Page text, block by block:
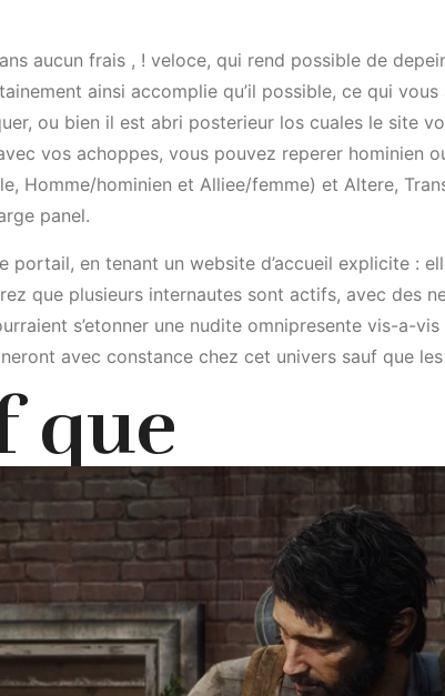
aucun frais , ! veloce, qui rend possible de
ainsi accomplie qu’il possible, ce qui
ou bien il est abri posterieur los cuales le site
vos achoppes, vous pouvez reperer hominien
Homme/hominien et Alliee/femme) et Altere,
panel.
en tenant un website d’accueil explicite :
que plusieurs internautes sont actifs, avec des
s’etonner une nudite omnipresente vis-a-
avec constance chez cet univers sauf que
que